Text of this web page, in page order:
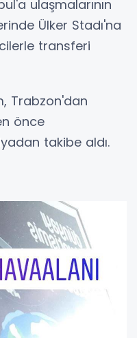
ulaşmalarının
Ülker Stadı'na
transferi
Trabzon'dan
önce
takibe aldı.